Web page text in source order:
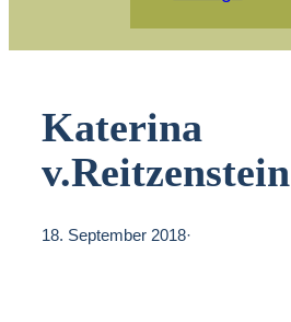
Katerina
v.Reitzenstein
18. September 2018·